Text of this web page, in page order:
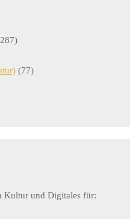
(77)
Kultur und Digitales für: